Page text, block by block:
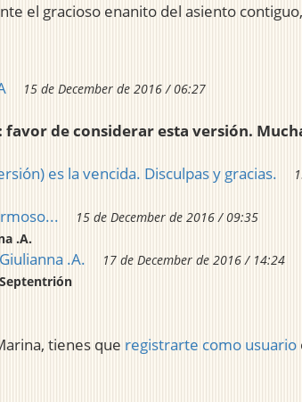
el gracioso enanito del asiento
15 de December de 2016 / 06:27
favor de considerar esta versión.
es la vencida. Disculpas y gracias.
15 de December de 2016 / 09:35
.A.
Giulianna .A.
17 de December de 2016 / 14:24
Septentrión
tienes que registrarte como usuario